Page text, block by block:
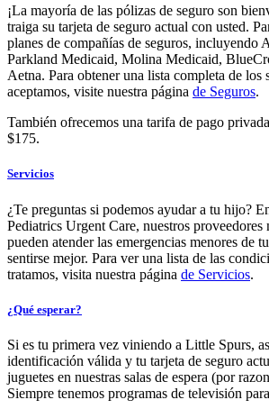
¡La mayoría de las pólizas de seguro son
traiga su tarjeta de seguro actual con usted.
planes de compañías de seguros, incluyendo
Parkland Medicaid, Molina Medicaid,
Aetna. Para obtener una lista completa de los
aceptamos, visite nuestra página de Seguros.
También ofrecemos una tarifa de pago
$175.
Servicios
¿Te preguntas si podemos ayudar a tu hijo?
Pediatrics Urgent Care, nuestros proveedores
pueden atender las emergencias menores de
sentirse mejor. Para ver una lista de las
tratamos, visita nuestra página de Servicios.
¿Qué esperar?
Si es tu primera vez viniendo a Little Spurs,
identificación válida y tu tarjeta de seguro
juguetes en nuestras salas de espera (por
Siempre tenemos programas de televisión